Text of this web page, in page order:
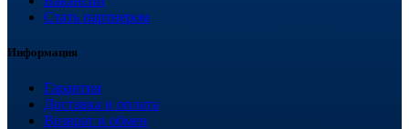
Стать партнером
Информация
Гарантия
Доставка и оплата
Возврат и обмен